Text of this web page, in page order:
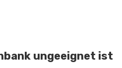
ungeeignet ist